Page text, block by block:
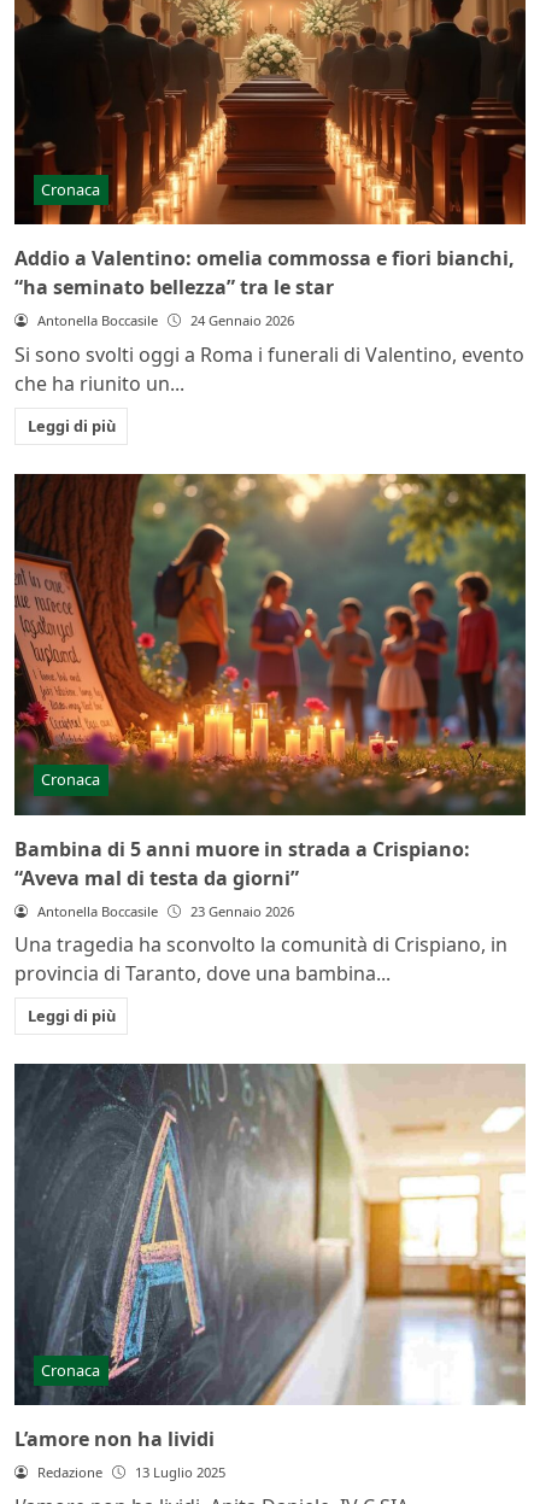
Cronaca
Addio a Valentino: omelia commossa e fiori bianchi,
“ha seminato bellezza” tra le star
Antonella Boccasile 24 Gennaio 2026
Si sono svolti oggi a Roma i funerali di Valentino, evento
che ha riunito un...
Leggi di più
Cronaca
Bambina di 5 anni muore in strada a Crispiano:
“Aveva mal di testa da giorni”
Antonella Boccasile 23 Gennaio 2026
Una tragedia ha sconvolto la comunità di Crispiano, in
provincia di Taranto, dove una bambina...
Leggi di più
Cronaca
L’amore non ha lividi
Redazione 13 Luglio 2025